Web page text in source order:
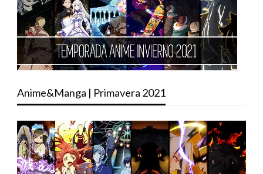
Anime&Manga | Primavera 2021